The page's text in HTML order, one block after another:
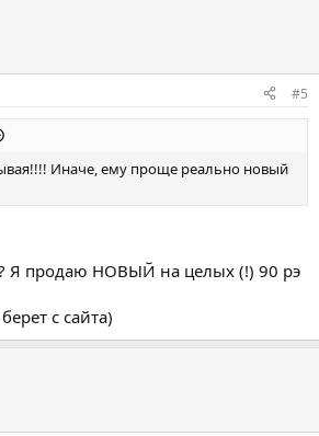
#5
Иначе, ему проще реально новый
Я продаю НОВЫЙ на целых (!) 90 рэ
с сайта)